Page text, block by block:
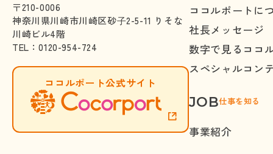
〒210-0006
神奈川県川崎市川崎区砂⼦2-5-11 りそな
川崎ビル4階
TEL ：0120-954-724
ココルポート公式サイト
ココルポートに
社長メッセージ
数字で見るココ
スペシャルコン
JOB仕事を知る
事業紹介